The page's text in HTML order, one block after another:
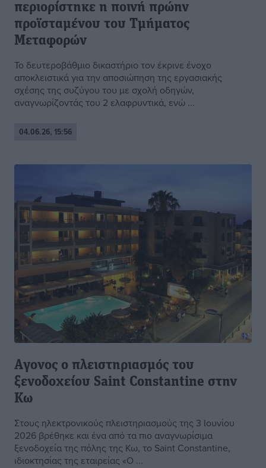
περιορίστηκε η ποινή πρώην
προϊσταμένου του Τμήματος
Μεταφορών
Το δευτεροβάθμιο δικαστήριο τον έκρινε ένοχο
αποκλειστικά για την αποσιώπηση της εργασιακής
σχέσης της συζύγου του με σχολή οδηγών,
αναγνωρίζοντάς του 2 ελαφρυντικά, ενώ ...
04.06.26, 15:56
Aγονος ο πλειστηριασμός του
ξενοδοχείου Saint Constantine στην
Κω
Στους ηλεκτρονικούς πλειστηριασμούς της 3 Ιουνίου
2026 βρέθηκε και ένα από τα πιο αναγνωρίσιμα
ξενοδοχεία της πόλης της Κω, το Saint Constantine,
ιδιοκτησίας της εταιρείας «Ο ...